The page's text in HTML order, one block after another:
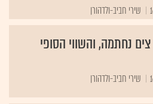
שירי חביב-ולדהורן
נחתמה, והשווי הסופי
שירי חביב-ולדהורן